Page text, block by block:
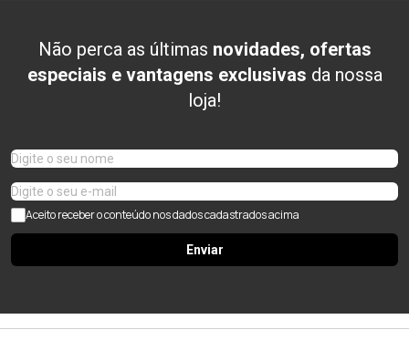
Não perca as últimas novidades, ofertas
especiais e vantagens exclusivas da nossa
loja!
Aceito receber o conteúdo nos dados cadastrados acima
Enviar